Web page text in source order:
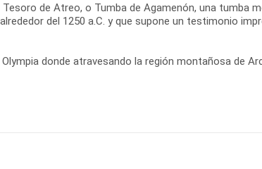
de Atreo, o Tumba de Agamenón, una tumba
del 1250 a.C. y que supone un testimonio
donde atravesando la región montañosa de